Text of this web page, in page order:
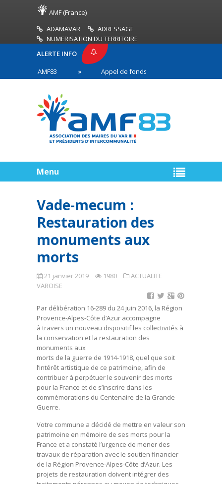
AMF (France)
ADAMAVAR
ADRESSAGE
NUMERISATION DU TERRITOIRE
ALERTE INFO
AMF83
Appel de fonds incendies de forêt
en première ligne
Menu
Vade-mecum :
Restauration des
monuments aux
morts
21 janvier 2019 1980
ACTUALITE
VAROISE
Par délibération 16-289 du 24 juin 2016, la Région
Provence-Alpes-Côte d’Azur accompagne
à travers un nouveau dispositif les collectivités à
la conservation et la restauration des
monuments aux
morts de la guerre de 1914-1918, quel que soit
l’intérêt artistique de ce patrimoine, afin de
contribuer à perpétuer le souvenir des morts
pour la France et de s’inscrire dans les
commémorations du Centenaire de la Grande
Guerre.
Votre commune a décidé de mettre en valeur son
patrimoine en mémoire de ses morts pour la
France et a constaté l’urgence de mener des
travaux de réparation avec le soutien financier
de la Région Provence-Alpes-Côte d’Azur. Les
projets de restauration doivent intégrer des